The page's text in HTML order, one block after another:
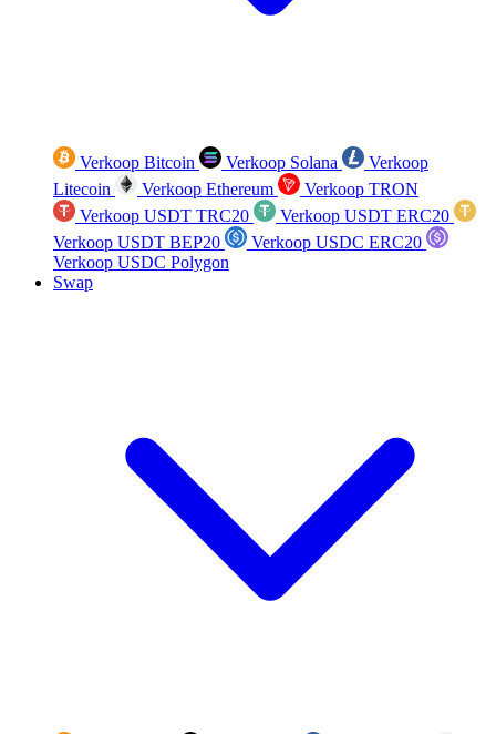
Verkoop Bitcoin Verkoop Solana
Verkoop
Litecoin
Verkoop Ethereum
Verkoop TRON
Verkoop USDT TRC20
Verkoop USDT ERC20
Verkoop USDT BEP20
Verkoop USDC ERC20
Verkoop USDC Polygon
Swap